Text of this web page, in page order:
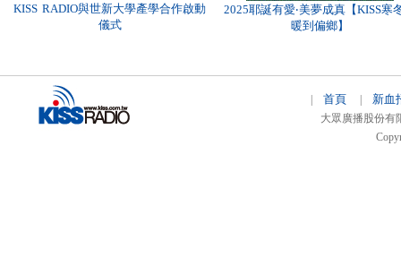
KISS RADIO與世新大學產學合作啟動
儀式
2025耶誕有愛‧美夢成真【KISS寒
暖到偏鄉】
| 首頁| 新血
大眾廣播股份有